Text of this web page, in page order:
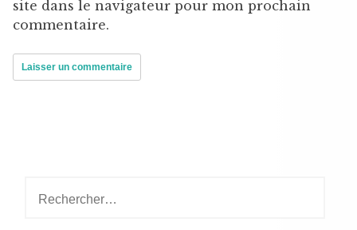
site dans le navigateur pour mon prochain
commentaire.